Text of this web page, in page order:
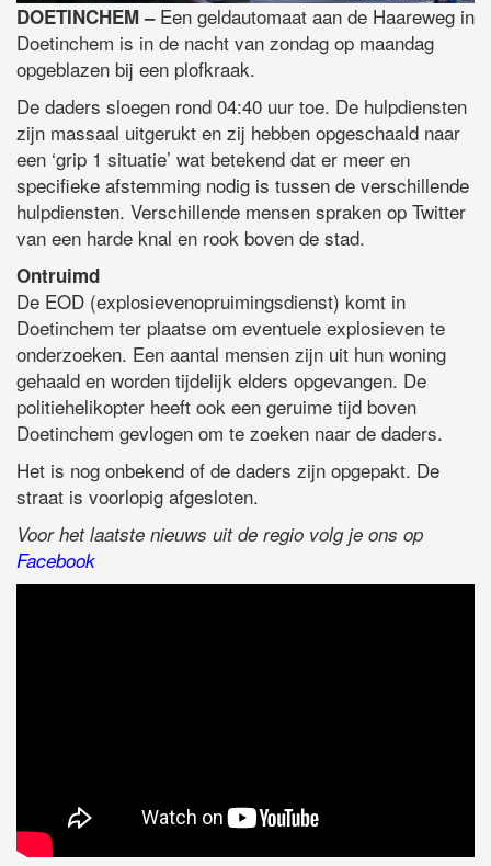
DOETINCHEM –Een geldautomaat aan de Haareweg in
Doetinchem is in de nacht van zondag op maandag
opgeblazen bij een plofkraak.
De daders sloegen rond 04:40 uur toe. De hulpdiensten
zijn massaal uitgerukt en zij hebben opgeschaald naar
een ‘grip 1 situatie’ wat betekend dat er meer en
specifieke afstemming nodig is tussen de verschillende
hulpdiensten. Verschillende mensen spraken op Twitter
van een harde knal en rook boven de stad.
Ontruimd
De EOD (explosievenopruimingsdienst) komt in
Doetinchem ter plaatse om eventuele explosieven te
onderzoeken. Een aantal mensen zijn uit hun woning
gehaald en worden tijdelijk elders opgevangen. De
politiehelikopter heeft ook een geruime tijd boven
Doetinchem gevlogen om te zoeken naar de daders.
Het is nog onbekend of de daders zijn opgepakt. De
straat is voorlopig afgesloten.
Voor het laatste nieuws uit de regio volg je ons op
Facebook